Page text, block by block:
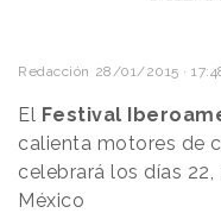
Redacción 28/01/2015 ·
El Festival
calienta motores de
celebrará los días
México